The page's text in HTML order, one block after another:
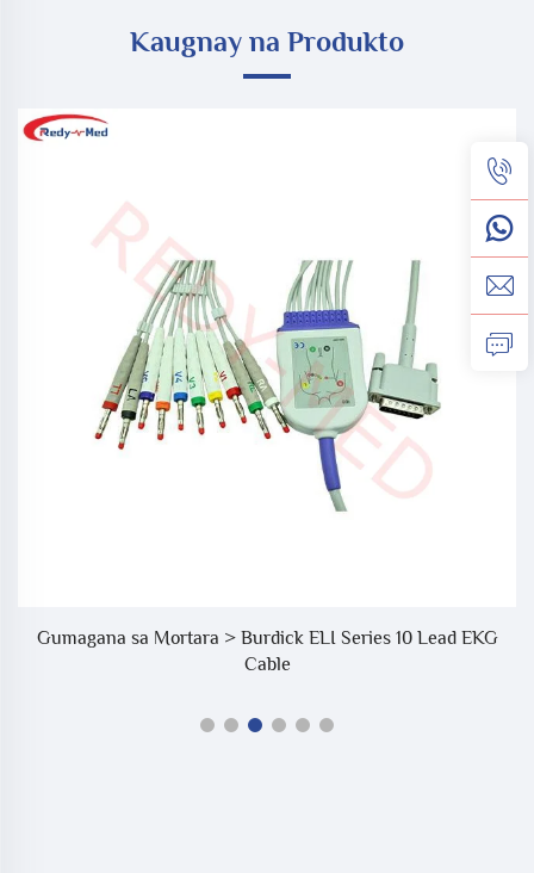
Kaugnay na Produkto
Gumagana sa Mortara > Burdick ELI Series 10 Lead EKG
Cable